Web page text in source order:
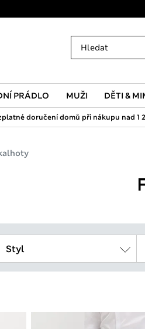
PRÁDLO MUŽI DĚTI &
doručení domů při nákupu nad 1
Styl